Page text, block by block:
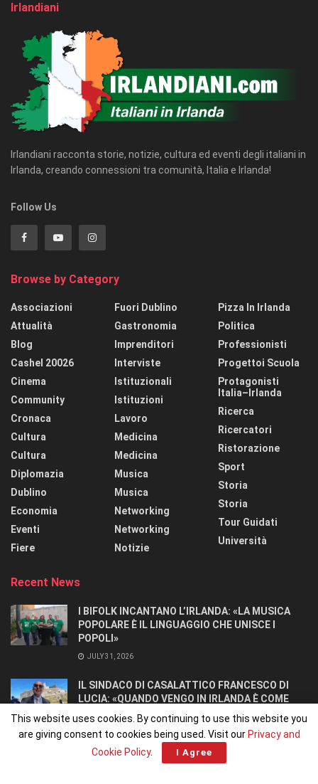
Irlandiani
Irlandiani racconta storie, notizie, cultura ed eventi degli italiani in
Irlanda, creando connessioni tra comunità, Italia e Irlanda!
Follow Us
Browse by Category
Associazioni
Attualità
Blog
Cashel 20026
Cinema
Community
Cronaca
Cultura
Cultura
Diplomazia
Dublino
Economia
Eventi
Fiere
Fuori Dublino
Gastronomia
Imprenditori
Interviste
Istituzionali
Istituzioni
Lavoro
Medicina
Medicina
Musica
Musica
Networking
Networking
Notizie
Pizza In Irlanda
Politica
Professionisti
Progettoi Scuola
Protagonisti
Italia–Irlanda
Ricerca
Ricercatori
Ristorazione
Sport
Storia
Storia
Tour Guidati
Università
Recent News
I BIFOLK INCANTANO L’IRLANDA: «LA MUSICA
POPOLARE È IL LINGUAGGIO CHE UNISCE I
POPOLI»
JULY 31, 2026
IL SINDACO DI CASALATTICO FRANCESCO DI
LUCIA: «QUANDO VENGO IN IRLANDA È COME
TORNARE A CASA».
JULY 27, 2026
This website uses cookies. By continuing to use this website you
are giving consent to cookies being used. Visit our Privacy and
Cookie Policy. I Agree